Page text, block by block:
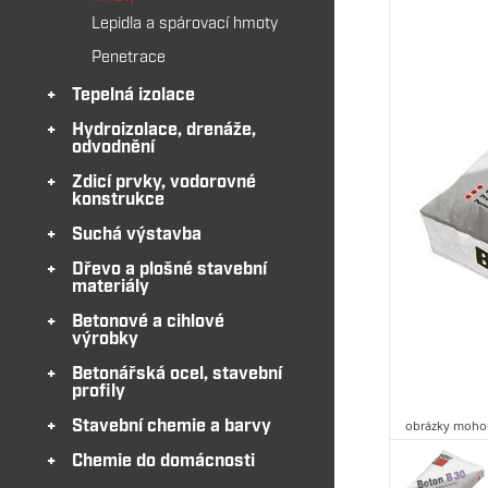
Lepidla a spárovací hmoty
Penetrace
Tepelná izolace
Hydroizolace, drenáže,
odvodnění
Zdicí prvky, vodorovné
konstrukce
Suchá výstavba
Dřevo a plošné stavební
materiály
Betonové a cihlové
výrobky
Betonářská ocel, stavební
profily
Stavební chemie a barvy
Chemie do domácnosti
obrázky